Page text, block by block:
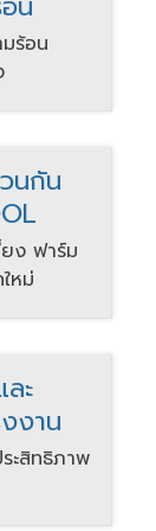
ร้อน
นกัน
ง ฟาร์ม
หม่
ะ
งาน
ะสิทธิภาพ